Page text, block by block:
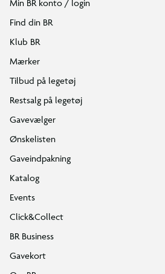
Min BR konto / login
Find din BR
Klub BR
Mærker
Tilbud på legetøj
Restsalg på legetøj
Gavevælger
Ønskelisten
Gaveindpakning
Katalog
Events
Click&Collect
BR Business
Gavekort